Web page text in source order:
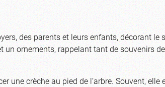
des parents et leurs enfants, décorant le
ornements, rappelant tant de souvenirs
une crèche au pied de l’arbre. Souvent, elle